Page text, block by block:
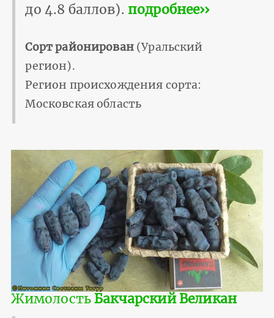
до 4.8 баллов). подробнее››
Сорт районирован(Уральский
регион).
Регион происхождения сорта:
Московская область
ЖимолостьБакчарский Великан